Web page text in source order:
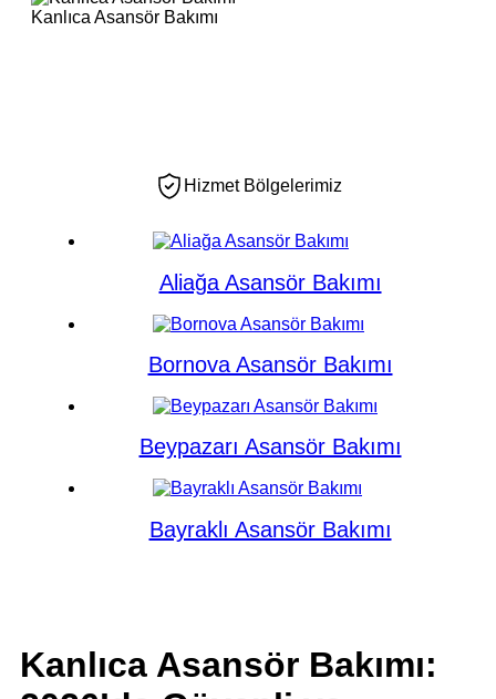
Kanlıca Asansör Bakımı
Hizmet Bölgelerimiz
Aliağa Asansör Bakımı
Bornova Asansör Bakımı
Beypazarı Asansör Bakımı
Bayraklı Asansör Bakımı
Kanlıca Asansör Bakımı: